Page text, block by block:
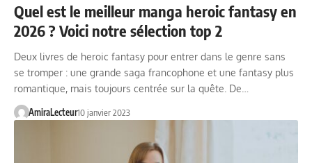
Quel est le meilleur manga heroic fantasy en
2026 ? Voici notre sélection top 2
Deux livres de heroic fantasy pour entrer dans le genre sans
se tromper : une grande saga francophone et une fantasy plus
romantique, mais toujours centrée sur la quête. De…
AmiraLecteur10 janvier 2023